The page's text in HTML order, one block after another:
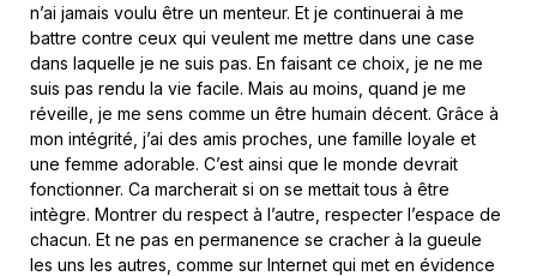
n’ai jamais voulu être un menteur. Et je continuerai à me
battre contre ceux qui veulent me mettre dans une case
dans laquelle je ne suis pas. En faisant ce choix, je ne me
suis pas rendu la vie facile. Mais au moins, quand je me
réveille, je me sens comme un être humain décent. Grâce à
mon intégrité, j’ai des amis proches, une famille loyale et
une femme adorable. C’est ainsi que le monde devrait
fonctionner. Ca marcherait si on se mettait tous à être
intègre. Montrer du respect à l’autre, respecter l’espace de
chacun. Et ne pas en permanence se cracher à la gueule
les uns les autres, comme sur Internet qui met en évidence